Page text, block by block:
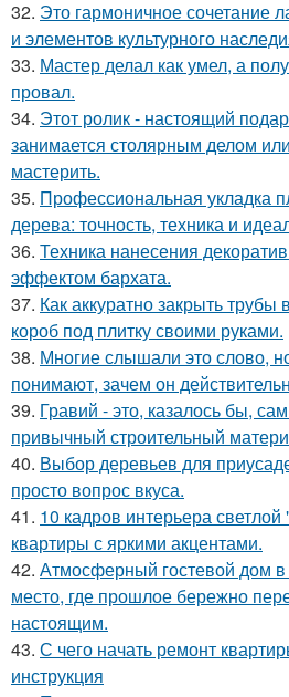
32. Это гармоничное сочетание
и элементов культурного
33. Мастер делал как умел, а
провал.
34. Этот ролик - настоящий
занимается столярным делом
мастерить.
35. Профессиональная укладка
дерева: точность, техника и
36. Техника нанесения
эффектом бархата.
37. Как аккуратно закрыть
короб под плитку своими руками.
38. Многие слышали это слово,
понимают, зачем он
39. Гравий - это, казалось бы,
привычный строительный
40. Выбор деревьев для
просто вопрос вкуса.
41. 10 кадров интерьера
квартиры с яркими акцентами.
42. Атмосферный гостевой дом в
место, где прошлое бережно
настоящим.
43. С чего начать ремонт
инструкция